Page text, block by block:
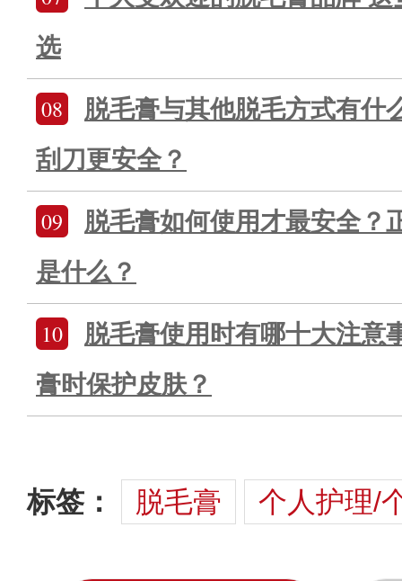
选
08
脱毛膏与其他脱毛方式有什
刮刀更安全？
09
脱毛膏如何使用才最安全？
是什么？
10
脱毛膏使用时有哪十大注意
膏时保护皮肤？
标签： 脱毛膏 个人护理/